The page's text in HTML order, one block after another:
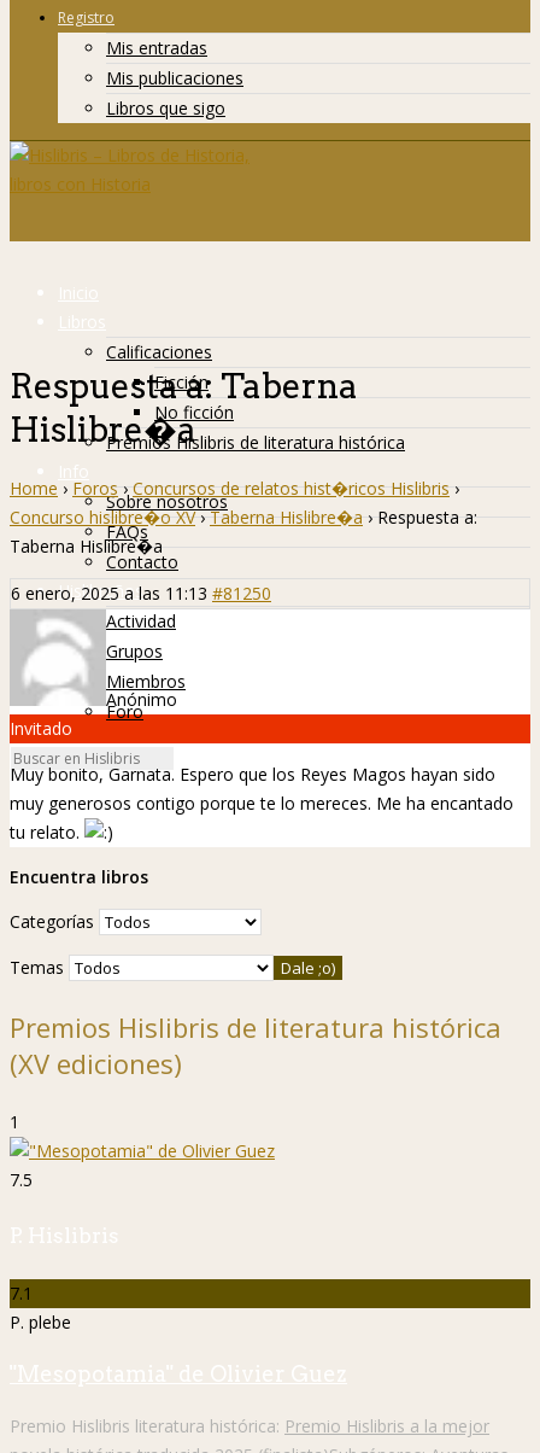
Registro
Mis entradas
Mis publicaciones
Libros que sigo
Inicio
Libros
Calificaciones
Ficción
No ficción
Premios Hislibris de literatura histórica
Info
Sobre nosotros
FAQs
Contacto
Hislibreños
Actividad
Grupos
Miembros
Foro
Respuesta a: Taberna
Hislibre�a
Home › Foros › Concursos de relatos hist�ricos Hislibris ›
Concurso hislibre�o XV › Taberna Hislibre�a › Respuesta a:
Taberna Hislibre�a
6 enero, 2025 a las 11:13 #81250
Anónimo
Invitado
Muy bonito, Garnata. Espero que los Reyes Magos hayan sido
muy generosos contigo porque te lo mereces. Me ha encantado
tu relato.
Encuentra libros
Categorías
Temas
Premios Hislibris de literatura histórica
(XV ediciones)
1
7.5
P. Hislibris
7.1
P. plebe
"Mesopotamia" de Olivier Guez
Premio Hislibris literatura histórica: Premio Hislibris a la mejor